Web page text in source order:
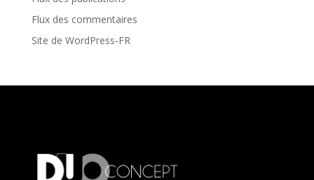
Flux des commentaires
Site de WordPress-FR